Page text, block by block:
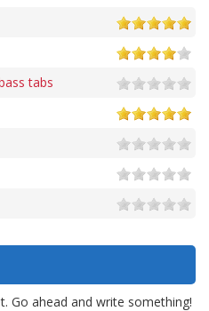
tabs
Go ahead and write something!